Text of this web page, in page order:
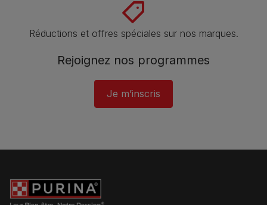
Réductions et offres spéciales sur nos marques​.
Rejoignez nos programmes
Je m’inscris